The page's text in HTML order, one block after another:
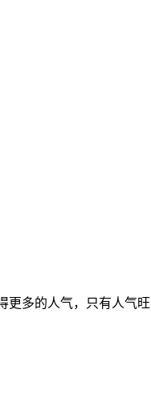
多的人气，只有人气